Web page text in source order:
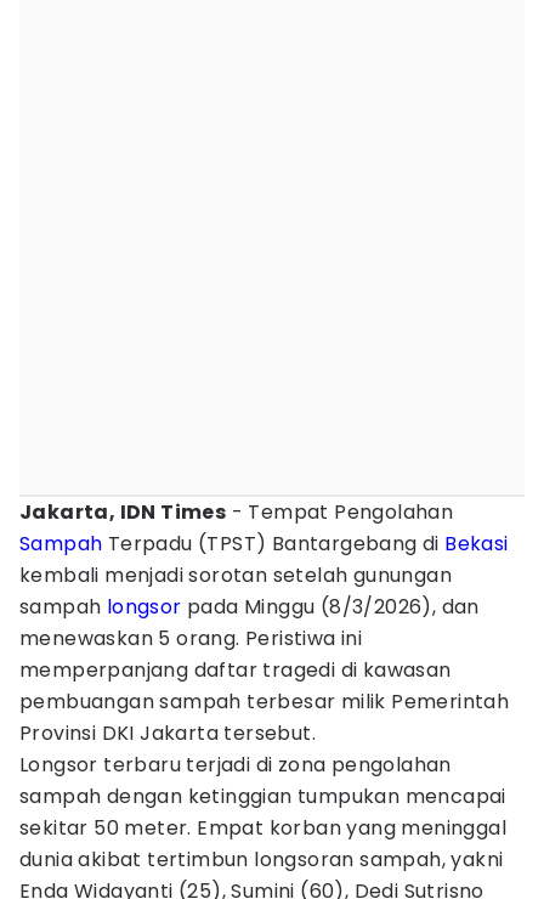
Jakarta, IDN Times - Tempat Pengolahan
Sampah Terpadu (TPST) Bantargebang di Bekasi
kembali menjadi sorotan setelah gunungan
sampah longsor pada Minggu (8/3/2026), dan
menewaskan 5 orang. Peristiwa ini
memperpanjang daftar tragedi di kawasan
pembuangan sampah terbesar milik Pemerintah
Provinsi DKI Jakarta tersebut.
Longsor terbaru terjadi di zona pengolahan
sampah dengan ketinggian tumpukan mencapai
sekitar 50 meter. Empat korban yang meninggal
dunia akibat tertimbun longsoran sampah, yakni
Enda Widayanti (25), Sumini (60), Dedi Sutrisno